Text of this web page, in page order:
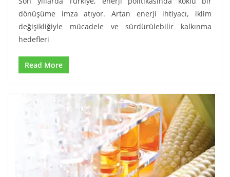
dönüşüme imza atıyor. Artan enerji ihtiyacı, iklim
değişikliğiyle mücadele ve sürdürülebilir kalkınma
hedefleri
Read More